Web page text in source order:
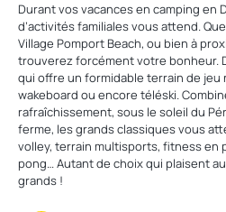
Durant vos vacances en camping en
d’activités familiales vous attend.
Village Pomport Beach, ou bien à
trouverez forcément votre bonheur.
qui offre un formidable terrain de jeu
wakeboard ou encore téléski.
rafraîchissement, sous le soleil du
ferme, les grands classiques vous
volley, terrain multisports, fitness en
pong… Autant de choix qui plaisent
grands !